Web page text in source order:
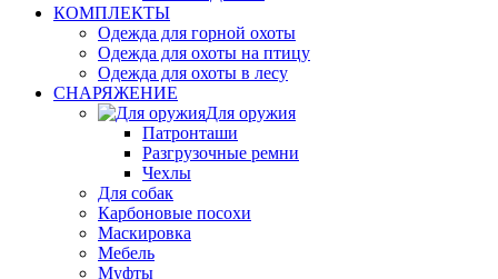
КОМПЛЕКТЫ
Одежда для горной охоты
Одежда для охоты на птицу
Одежда для охоты в лесу
СНАРЯЖЕНИЕ
Для оружия
Патронташи
Разгрузочные ремни
Чехлы
Для собак
Карбоновые посохи
Маскировка
Мебель
Муфты